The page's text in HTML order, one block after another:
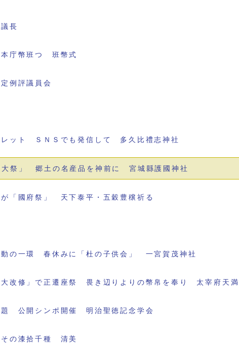
長
庁幣班つ 班幣式
例評議員会
レット ＳＮＳでも発信して 多久比禮志神社
大祭」 郷土の名産品を神前に 宮城縣護國神社
が「國府祭」 天下泰平・五穀豊穣祈る
動の一環 春休みに「杜の子供会」 一宮賀茂神社
大改修」で正遷座祭 畏き辺りよりの幣帛を奉り 太宰府天満
題 公開シンポ開催 明治聖徳記念学会
の漆拾千種 清美